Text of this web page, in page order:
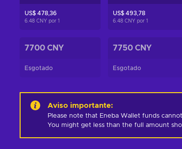
US$ 478,36
6.48 CNY por 1
US$ 493,78
6.48 CNY por 1
7700 CNY
Esgotado
7750 CNY
Esgotado
Aviso importante:
Please note that Eneba Wallet funds
You might get less than the full amount